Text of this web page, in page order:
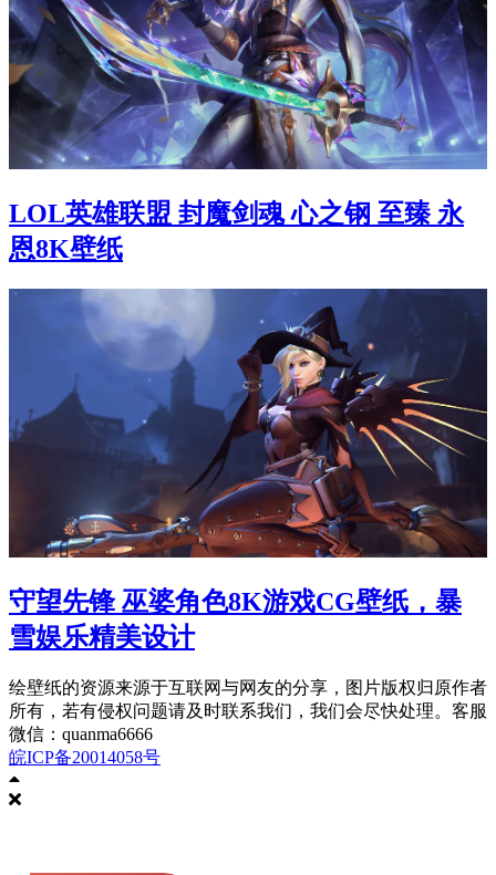
LOL英雄联盟 封魔剑魂 心之钢 至臻 永
恩8K壁纸
守望先锋 巫婆角色8K游戏CG壁纸，暴
雪娱乐精美设计
绘壁纸的资源来源于互联网与网友的分享，图片版权归原作者
所有，若有侵权问题请及时联系我们，我们会尽快处理。客服
微信：quanma6666
皖ICP备20014058号